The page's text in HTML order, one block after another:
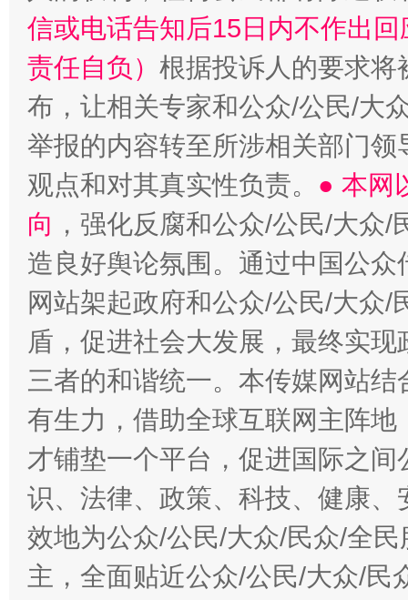
信或电话告知后15日内不作出
责任自负） 根据投诉人的要求将
布，让相关专家和公众/公民/大
举报的内容转至所涉相关部门
观点和对其真实性负责。 ● 本网
向 ，强化反腐和公众/公民/大众
造良好舆论氛围。通过中国公
网站架起政府和公众/公民/大众
盾，促进社会大发展，最终实
三者的和谐统一。本传媒网站
有生力，借助全球互联网主阵
才铺垫一个平台，促进国际之
识、法律、政策、科技、健康
效地为公众/公民/大众/民众/全
主，全面贴近公众/公民/大众/民